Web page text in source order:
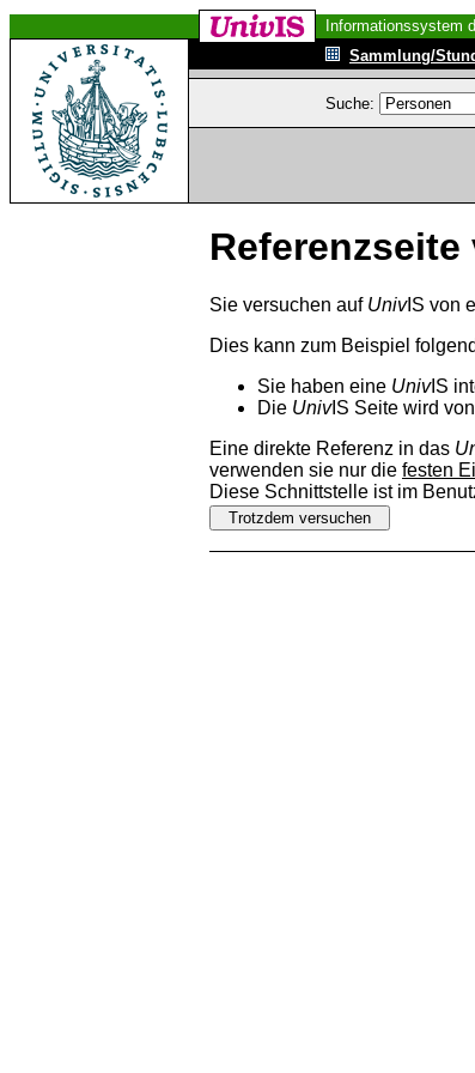
Informationssystem
Sammlung/
Suche:
Referenzseite
Sie versuchen auf UnivIS von
Dies kann zum Beispiel
Sie haben eine UnivIS
Die UnivIS Seite wird
Eine direkte Referenz in das
verwenden sie nur die festen
Diese Schnittstelle ist im